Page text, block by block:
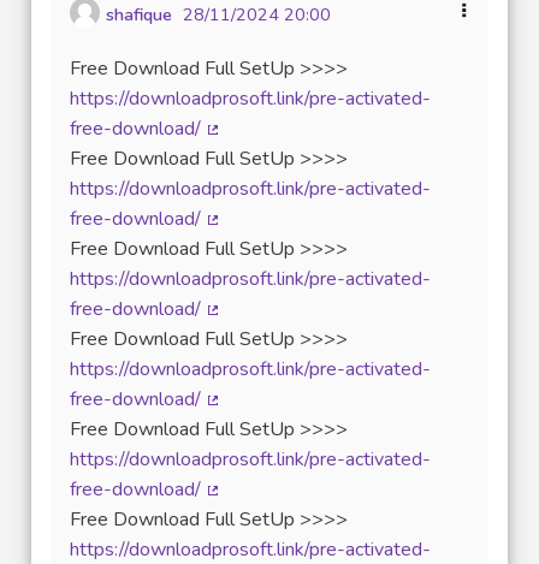
shafique 28/11/2024 20:00
Free Download Full SetUp >>>>
https://downloadprosoft.link/pre-activated-
free-download/
(Lien externe)
Free Download Full SetUp >>>>
https://downloadprosoft.link/pre-activated-
free-download/
(Lien externe)
Free Download Full SetUp >>>>
https://downloadprosoft.link/pre-activated-
free-download/
(Lien externe)
Free Download Full SetUp >>>>
https://downloadprosoft.link/pre-activated-
free-download/
(Lien externe)
Free Download Full SetUp >>>>
https://downloadprosoft.link/pre-activated-
free-download/
(Lien externe)
Free Download Full SetUp >>>>
https://downloadprosoft.link/pre-activated-